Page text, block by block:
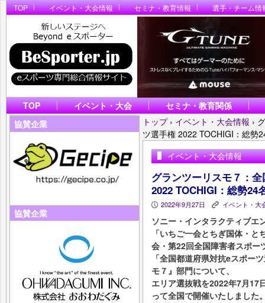
TOP イベント・大会情報 セミナ・教育情報 選手・チーム情
TOP イベント・大会
セミナ・教育関係
協賛企業
協賛企業
トップ › イベント・大会情報 ›
ツ選手権 2022 TOCHIGI：総勢
イベント・大会情報
グランツーリスモ７：
2022 TOCHIGI：総勢24
P 2022年9月27日 K イベント・大
ソニー・インタラクティブエ
「いちご一会とちぎ国体・
会・第22回全国障害者スポー
「全国都道府県対抗eスポー
モ７』部門について、
エリア選抜戦を2022年7月17
って全国で開催いたしました